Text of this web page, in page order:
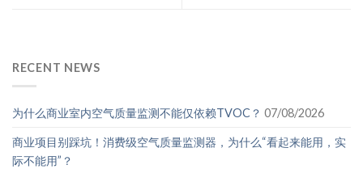
RECENT NEWS
为什么商业室内空气质量监测不能仅依赖TVOC？ 07/08/2026
商业项目别踩坑！消费级空气质量监测器，为什么“看起来能用，实
际不能用”？